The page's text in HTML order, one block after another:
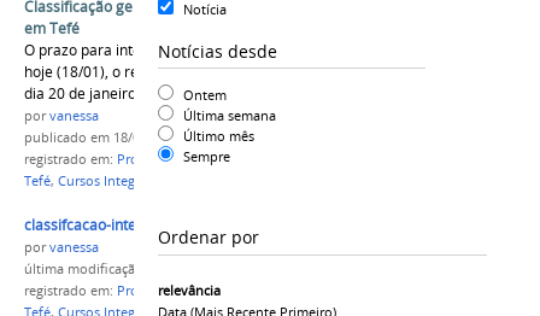
Notícia
Notícias desde
Ontem
Última semana
Último mês
Sempre
Ordenar por
relevância
Data (mais Recente Primeiro)
Classificação geral para os cursos integrados
em Tefé
O prazo para interposição de recursos é até
hoje (18/01), o resultado final será publicado no
dia 20 de janeiro.
porvanessa
publicado em 18/01/2017
registrado em: Processo seletivo 2017/1
Tefé, Cursos Integrado
classifcacao-integrado-tefe.png
porvanessa
última modificação
registrado em: Processo seletivo 2017/1
Tefé, Cursos Integrado